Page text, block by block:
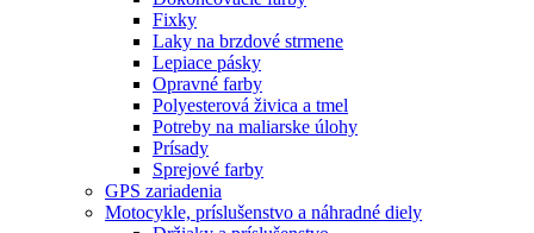
Fixky
Laky na brzdové strmene
Lepiace pásky
Opravné farby
Polyesterová živica a tmel
Potreby na maliarske úlohy
Prísady
Sprejové farby
GPS zariadenia
Motocykle, príslušenstvo a náhradné diely